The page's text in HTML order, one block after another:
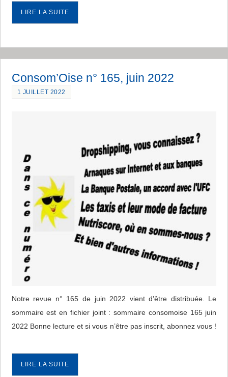
LIRE LA SUITE
Consom’Oise n° 165, juin 2022
1 JUILLET 2022
Notre revue n° 165 de juin 2022 vient d’être distribuée. Le
sommaire est en fichier joint : sommaire consomoise 165 juin
2022 Bonne lecture et si vous n’être pas inscrit, abonnez vous !
LIRE LA SUITE